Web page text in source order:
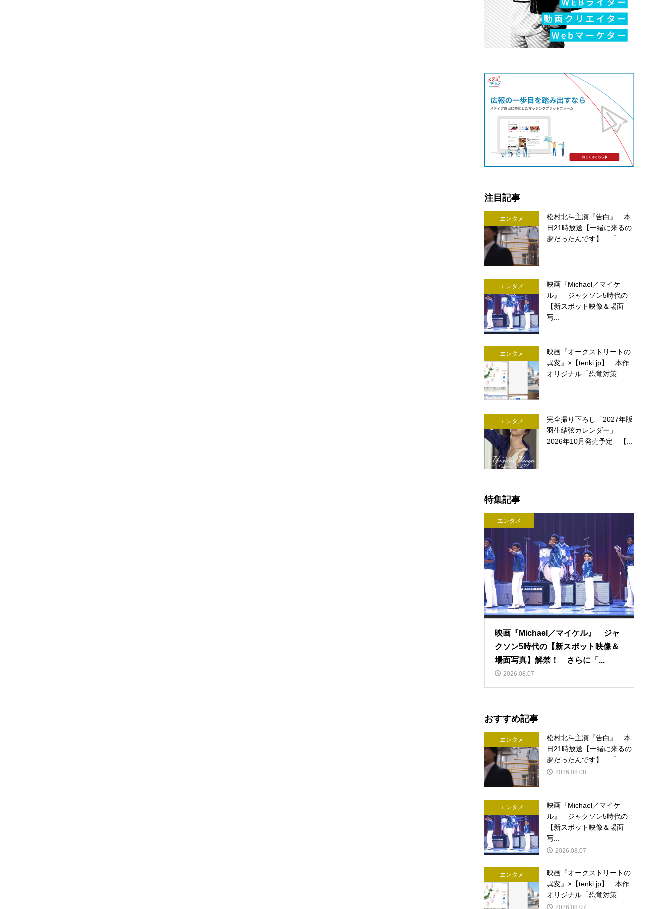
注目記事
エンタメ
松村北斗主演『告白』 本
日21時放送【一緒に来るの
夢だったんです】 「...
エンタメ
映画『Michael／マイケ
ル』 ジャクソン5時代の
【新スポット映像＆場面
写...
エンタメ
映画『オークストリートの
異変』×【tenki.jp】 本作
オリジナル「恐竜対策...
エンタメ
完全撮り下ろし「2027年版
羽生結弦カレンダー」
2026年10月発売予定 【...
特集記事
エンタメ
映画『Michael／マイケル』 ジャ
クソン5時代の【新スポット映像＆
場面写真】解禁！ さらに「...
2026.08.07
おすすめ記事
エンタメ
松村北斗主演『告白』 本
日21時放送【一緒に来るの
夢だったんです】 「...
2026.08.08
エンタメ
映画『Michael／マイケ
ル』 ジャクソン5時代の
【新スポット映像＆場面
写...
2026.08.07
エンタメ
映画『オークストリートの
異変』×【tenki.jp】 本作
オリジナル「恐竜対策...
2026.08.07